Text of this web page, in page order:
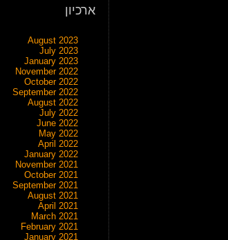
ארכיון
August 2023
July 2023
January 2023
November 2022
October 2022
September 2022
August 2022
July 2022
June 2022
May 2022
April 2022
January 2022
November 2021
October 2021
September 2021
August 2021
April 2021
March 2021
February 2021
January 2021